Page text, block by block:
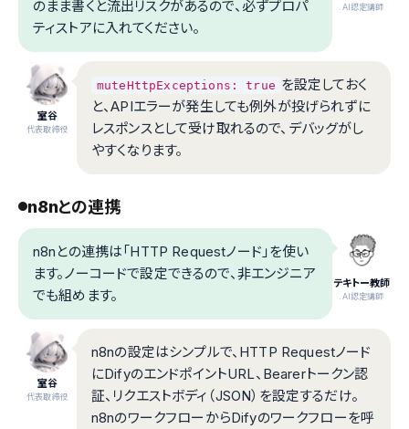
.AI認定講師
のまま書くと流出リスクがあるので、必ずプロパ
ティストアに入れてください。
室谷
代表取締役
muteHttpExceptions: true を設定しておく
と、APIエラーが発生しても例外が投げられずに
レスポンスとして受け取れるので、デバッグがし
やすくなります。
n8nとの連携
テキトー教師
.AI認定講師
n8nとの連携は「HTTP Requestノード」を使い
ます。ノーコードで設定できるので、非エンジニア
でも組めます。
室谷
代表取締役
n8nの設定はシンプルで、HTTP Requestノード
にDifyのエンドポイントURL、Bearerトークン認
証、リクエストボディ（JSON）を設定するだけ。
n8nのワークフローからDifyのワークフローを呼